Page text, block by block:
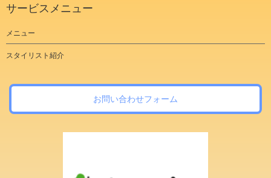
サービスメニュー
メニュー
スタイリスト紹介
お問い合わせフォーム